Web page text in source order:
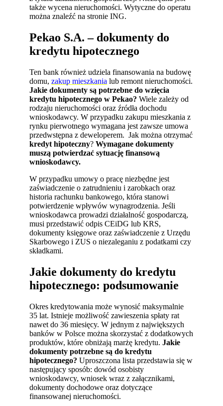
także wycena nieruchomości. Wytyczne do operatu
można znaleźć na stronie ING.
Pekao S.A. – dokumenty do
kredytu hipotecznego
Ten bank również udziela finansowania na budowę
domu,zakup mieszkania lub remont nieruchomości.
Jakie dokumenty są potrzebne do wzięcia
kredytu hipotecznego w Pekao? Wiele zależy od
rodzaju nieruchomości oraz źródła dochodu
wnioskodawcy. W przypadku zakupu mieszkania z
rynku pierwotnego wymagana jest zawsze umowa
przedwstępna z deweloperem. Jak można otrzymać
kredyt hipoteczny? Wymagane dokumenty
muszą potwierdzać sytuację finansową
wnioskodawcy.
W przypadku umowy o pracę niezbędne jest
zaświadczenie o zatrudnieniu i zarobkach oraz
historia rachunku bankowego, która stanowi
potwierdzenie wpływów wynagrodzenia. Jeśli
wnioskodawca prowadzi działalność gospodarczą,
musi przedstawić odpis CEiDG lub KRS,
dokumenty księgowe oraz zaświadczenie z Urzędu
Skarbowego i ZUS o niezaleganiu z podatkami czy
składkami.
Jakie dokumenty do kredytu
hipotecznego: podsumowanie
Okres kredytowania może wynosić maksymalnie
35 lat. Istnieje możliwość zawieszenia spłaty rat
nawet do 36 miesięcy. W jednym z największych
banków w Polsce można skorzystać z dodatkowych
produktów, które obniżają marżę kredytu.Jakie
dokumenty potrzebne są do kredytu
hipotecznego? Uproszczona lista przedstawia się w
następujący sposób: dowód osobisty
wnioskodawcy, wniosek wraz z załącznikami,
dokumenty dochodowe oraz dotyczące
finansowanej nieruchomości.